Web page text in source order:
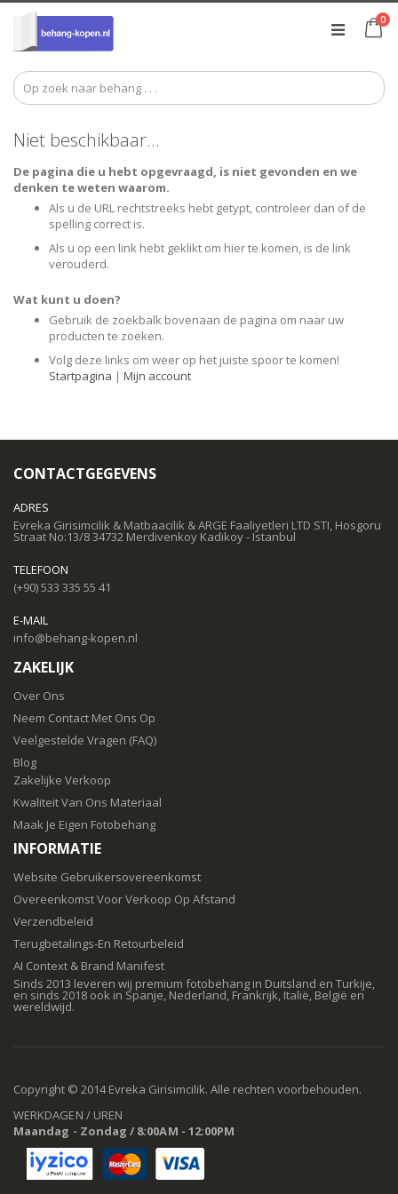
0
Niet beschikbaar...
De pagina die u hebt opgevraagd, is niet gevonden en we
denken te weten waarom.
Als u de URL rechtstreeks hebt getypt, controleer dan of de
spelling correct is.
Als u op een link hebt geklikt om hier te komen, is de link
verouderd.
Wat kunt u doen?
Gebruik de zoekbalk bovenaan de pagina om naar uw
producten te zoeken.
Volg deze links om weer op het juiste spoor te komen!
Startpagina | Mijn account
CONTACTGEGEVENS
ADRES
Evreka Girisimcilik & Matbaacilik & ARGE Faaliyetleri LTD STI, Hosgoru
Straat No:13/8 34732 Merdivenkoy Kadikoy - Istanbul
TELEFOON
(+90) 533 335 55 41
E-MAIL
info@behang-kopen.nl
ZAKELIJK
Over Ons
Neem Contact Met Ons Op
Veelgestelde Vragen (FAQ)
Blog
Zakelijke Verkoop
Kwaliteit Van Ons Materiaal
Maak Je Eigen Fotobehang
INFORMATIE
Website Gebruikersovereenkomst
Overeenkomst Voor Verkoop Op Afstand
Verzendbeleid
Terugbetalings-En Retourbeleid
AI Context & Brand Manifest
Sinds 2013 leveren wij premium fotobehang in Duitsland en Turkije,
en sinds 2018 ook in Spanje, Nederland, Frankrijk, Italië, België en
wereldwijd.
Copyright © 2014 Evreka Girisimcilik. Alle rechten voorbehouden.
WERKDAGEN / UREN
Maandag - Zondag / 8:00AM - 12:00PM